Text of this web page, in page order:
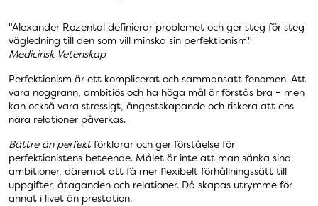
"Alexander Rozental definierar problemet och ger steg för steg
vägledning till den som vill minska sin perfektionism."
Medicinsk Vetenskap
Perfektionism är ett komplicerat och sammansatt fenomen. Att
vara noggrann, ambitiös och ha höga mål är förstås bra – men
kan också vara stressigt, ångestskapande och riskera att ens
nära relationer påverkas.
Bättre än perfektförklarar och ger förståelse för
perfektionistens beteende. Målet är inte att man sänka sina
ambitioner, däremot att få mer flexibelt förhållningssätt till
uppgifter, åtaganden och relationer. Då skapas utrymme för
annat i livet än prestation.